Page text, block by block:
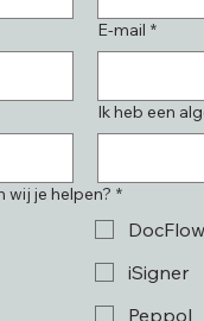
E-mail *
Ik heb een
wij je helpen? *
iSigner
Peppol